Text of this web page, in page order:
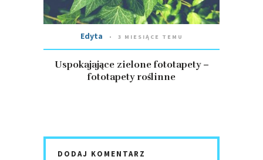
Edyta 3 MIESIĄCE TEMU
Uspokajające zielone fototapety –
fototapety roślinne
DODAJ KOMENTARZ